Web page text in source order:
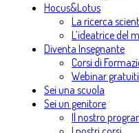
Hocus&Lotus
La ricerca
L’ideatrice del
Diventa Insegnante
Corsi di
Webinar gratuiti
Sei una scuola
Sei un genitore
Il nostro